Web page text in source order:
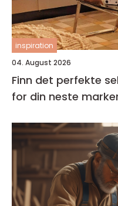
inspiration
04. August 2026
Finn det perfekte
for din neste